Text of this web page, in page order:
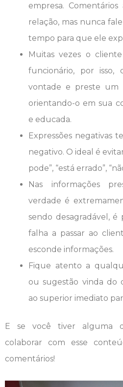
empresa.
relação, mas nunca
tempo para que ele
Muitas vezes o
funcionário, por isso,
vontade e preste um
orientando-o em sua
e educada.
Expressões negativas
negativo. O ideal é
pode”, “está errado”,
Nas informações
verdade é
sendo desagradável,
falha a passar ao
esconde informações.
Fique atento a
ou sugestão vinda do
ao superior imediato
E se você tiver alguma
colaborar com esse
comentários!